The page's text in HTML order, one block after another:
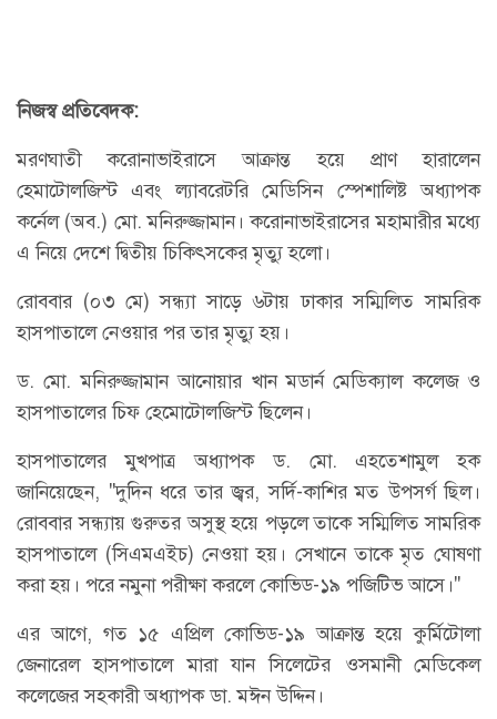
নিজস্ব প্রতিবেদক:
মরণঘাতী করোনাভাইরাসে আক্রান্ত হয়ে প্রাণ হারালেন
হেমাটোলজিস্ট এবং ল্যাবরেটরি মেডিসিন স্পেশালিষ্ট অধ্যাপক
কর্নেল (অব.) মো. মনিরুজ্জামান। করোনাভাইরাসের মহামারীর মধ্যে
এ নিয়ে দেশে দ্বিতীয় চিকিৎসকের মৃত্যু হলো।
রোববার (০৩ মে) সন্ধ্যা সাড়ে ৬টায় ঢাকার সম্মিলিত সামরিক
হাসপাতালে নেওয়ার পর তার মৃত্যু হয়।
ড. মো. মনিরুজ্জামান আনোয়ার খান মডার্ন মেডিক্যাল কলেজ ও
হাসপাতালের চিফ হেমোটোলজিস্ট ছিলেন।
হাসপাতালের মুখপাত্র অধ্যাপক ড. মো. এহতেশামুল হক
জানিয়েছেন, "দুদিন ধরে তার জ্বর, সর্দি-কাশির মত উপসর্গ ছিল।
রোববার সন্ধ্যায় গুরুতর অসুস্থ হয়ে পড়লে তাকে সম্মিলিত সামরিক
হাসপাতালে (সিএমএইচ) নেওয়া হয়। সেখানে তাকে মৃত ঘোষণা
করা হয়। পরে নমুনা পরীক্ষা করলে কোভিড-১৯ পজিটিভ আসে।"
এর আগে, গত ১৫ এপ্রিল কোভিড-১৯ আক্রান্ত হয়ে কুর্মিটোলা
জেনারেল হাসপাতালে মারা যান সিলেটের ওসমানী মেডিকেল
কলেজের সহকারী অধ্যাপক ডা. মঈন উদ্দিন।